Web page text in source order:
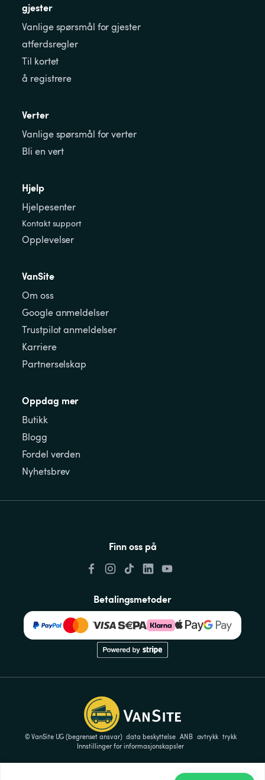
gjester
Vanlige spørsmål for gjester
atferdsregler
Til kortet
å registrere
Verter
Vanlige spørsmål for verter
Bli en vert
Hjelp
Hjelpesenter
Kontakt support
Opplevelser
VanSite
Om oss
Google anmeldelser
Trustpilot anmeldelser
Karriere
Partnerselskap
Oppdag mer
Butikk
Blogg
Fordel verden
Nyhetsbrev
Finn oss på
Betalingsmetoder
© VanSite UG (begrenset ansvar) data beskyttelse ANB avtrykk trykk
Innstillinger for informasjonskapsler